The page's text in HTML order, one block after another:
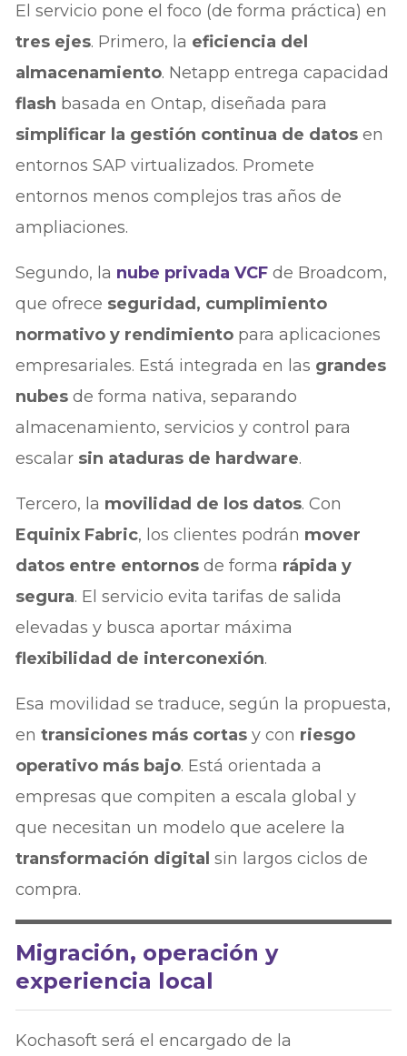
El servicio pone el foco (de forma práctica) en
tres ejes. Primero, la eficiencia del
almacenamiento. Netapp entrega capacidad
flash basada en Ontap, diseñada para
simplificar la gestión continua de datos en
entornos SAP virtualizados. Promete
entornos menos complejos tras años de
ampliaciones.
Segundo, la nube privadaVCF de Broadcom,
que ofrece seguridad, cumplimiento
normativo y rendimiento para aplicaciones
empresariales. Está integrada en las grandes
nubes de forma nativa, separando
almacenamiento, servicios y control para
escalar sin ataduras de hardware.
Tercero, la movilidad de los datos. Con
Equinix Fabric, los clientes podrán mover
datos entre entornos de forma rápida y
segura. El servicio evita tarifas de salida
elevadas y busca aportar máxima
flexibilidad de interconexión.
Esa movilidad se traduce, según la propuesta,
entransiciones más cortas y con riesgo
operativo más bajo. Está orientada a
empresas que compiten a escala global y
que necesitan un modelo que acelere la
transformación digital sin largos ciclos de
compra.
Migración, operación y
experiencia local
Kochasoft será el encargado de la